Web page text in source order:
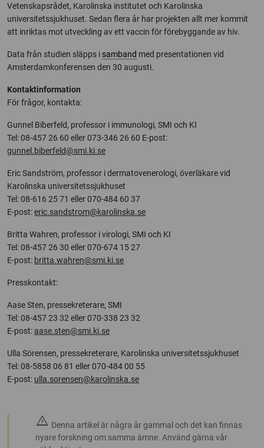
Vetenskapsrådet, Karolinska institutet och Karolinska
universitetssjukhuset. Sedan flera år har projekten allt mer kommit
att inriktas mot utveckling av ett vaccin för förebyggande av hiv.
Data från studien släpps i samband med presentationen vid
Amsterdamkonferensen den 30 augusti.
Kontaktinformation
För frågor, kontakta:
Gunnel Biberfeld, professor i immunologi, SMI och KI
Tel: 08-457 26 60 eller 073-346 26 60 E-post:
gunnel.biberfeld@smi.ki.se
Eric Sandström, professor i dermatovenerologi, överläkare vid
Karolinska universitetssjukhuset
Tel: 08-616 25 71 eller 070-484 60 37
E-post:eric.sandstrom@karolinska.se
Britta Wahren, professor i virologi, SMI och KI
Tel: 08-457 26 30 eller 070-674 15 27
E-post: britta.wahren@smi.ki.se
Presskontakt:
Aase Sten, pressekreterare, SMI
Tel: 08-457 23 32 eller 070-338 23 32
E-post:aase.sten@smi.ki.se
Ulla Sörensen, pressekreterare, Karolinska universitetssjukhuset
Tel: 08-5858 06 81 eller 070-484 00 55
E-post: ulla.sorensen@karolinska.se
warning Denna artikel är några år gammal och det kan finnas
nyare forskning om samma ämne. Använd gärna vår